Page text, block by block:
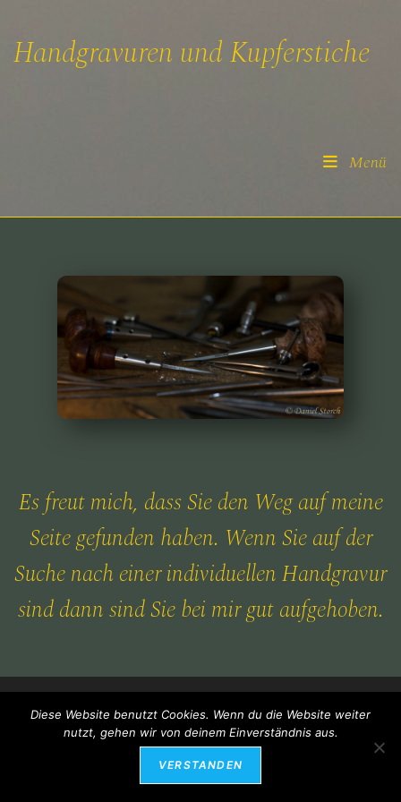
Handgravuren und Kupferstiche
Menü
Es freut mich, dass Sie den Weg auf meine
Seite gefunden haben. Wenn Sie auf der
Suche nach einer individuellen Handgravur
sind dann sind Sie bei mir gut aufgehoben.
Datenschutzerklärung
Copyright 2026 - handgravuren-storch
Diese Website benutzt Cookies. Wenn du die Website weiter
nutzt, gehen wir von deinem Einverständnis aus.
VERSTANDEN